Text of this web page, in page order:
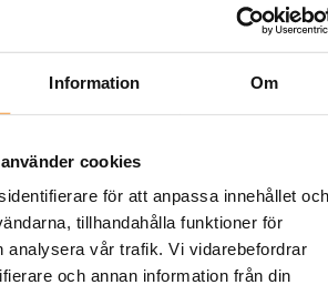
Information Om
cookies
för att anpassa innehållet och
tillhandahålla funktioner för
analysera vår trafik. Vi vidarebefordrar
och annan information från din
för för skärmar mellan 14-32 tum. Max
på flera olika sätt för en ergonomisk
Kontorsmöbler Kontorsprodukter,